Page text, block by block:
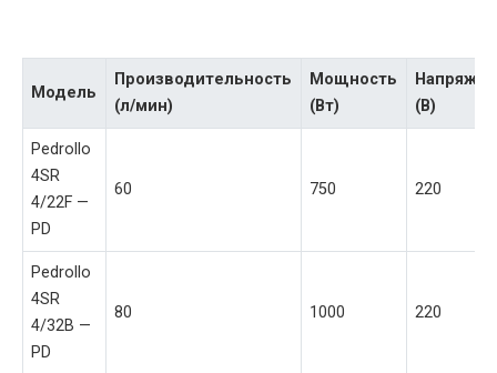
Модель
Производительность
(л/мин)
Мощность
(Вт)
(В)
Pedrollo
4SR
4/22F —
PD
60 750 220
Pedrollo
4SR
4/32B —
PD
80 1000 220